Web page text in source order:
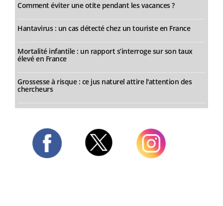
Comment éviter une otite pendant les vacances ?
Hantavirus : un cas détecté chez un touriste en France
Mortalité infantile : un rapport s’interroge sur son taux
élevé en France
Grossesse à risque : ce jus naturel attire l'attention des
chercheurs